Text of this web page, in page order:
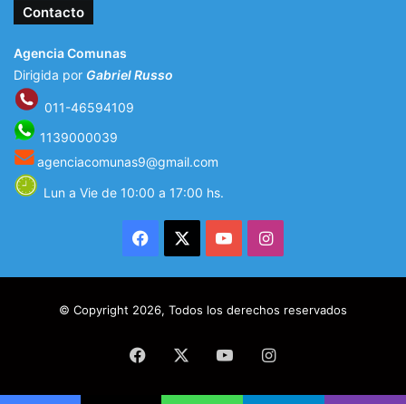
Contacto
Agencia Comunas
Dirigida por Gabriel Russo
011-46594109
1139000039
agenciacomunas9@gmail.com
Lun a Vie de 10:00 a 17:00 hs.
Facebook YouTubeInstagram
© Copyright 2026, Todos los derechos reservados
Facebook YouTubeInstagram